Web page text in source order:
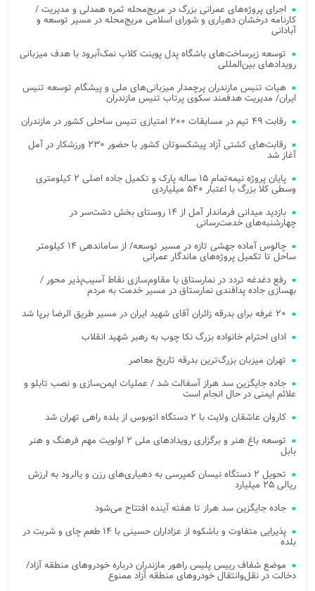
اجرای پروژه‌های عمرانی بزرگ در مریج‌محله ثمره همدلی و مدیریت /
کارنامه درخشان دهیاری و شورای اسلامی مریج‌محله در مسیر توسعه و
آبادانی
توسعه زیرساخت‌های باشگاه پدل پوینت کلاب نمک‌آبرود با هدف میزبانی
رویدادهای بین‌المللی
هیات تنیس مازندران پرچمدار میزبانی‌های ملی و پیشگام توسعه تنیس
ایران/ مدیریت هدفمند سکوی پرتاب تنیس مازندران
رقابت ۴۹ تیم در مسابقات ۲۰۰ امتیازی تنیس ساحلی کشور در مازندران
رقابت‌های کشتی آزاد پیشکسوتان کشور با حضور ۲۳۰ ورزشکار در آمل
آغاز شد
پایان پروژه نیمه‌تمام ۱۵ ساله پارک و تکمیل جاده اصلی ۲ کیلومتری
وسطی کلا بزرگ با اعتبار ۵۴۰ میلیاردی
بازدید میدانی فرماندار آمل از ۱۴ روستای بخش دشت‌سر در
چهارشنبه‌های خدمت‌رسانی
چالوس آماده جهشی تازه در مسیر توسعه/ از ساماندهی ۱۴ کیلومتر
ساحل تا تکمیل پروژه‌های ماندگار عمرانی
رفع دغدغه تردد در نمارستاق با مقاوم‌سازی نقاط آسیب‌پذیر محور /
بهسازی جاده پدافندی نمارستاق در مسیر خدمت به مردم
۲۰ غرفه برای بدرقه زائران آقای شهید ایران در مسیر طریق الرضا برپا شد
ادای احترام خانواده بزرگ نکا چوب به رهبر شهید انقلاب
تهران میزبان بزرگ‌ترین بدرقه تاریخ معاصر
جاده جایگزین سد هراز آسفالت شد / عملیات ایمن‌سازی و نصب تابلو و
علائم ایمنی در حال انجام است
کاروان عاشقان ولایت با ۲ دستگاه اتوبوس از بلده راهی تهران شد
توسعه باغ هنر و برگزاری رویدادهای ملی ۲ اولویت مهم فرهنگ و هنر
بابل
تحویل ۲ دستگاه نیسان کمپرسی به دهیاری‌های رزن و یالرود به ارزش
ریالی ۲۵ میلیارد
جاده جایگزین سد هراز تا هفته آینده افتتاح می‌شود
پذیرایی متفاوت و باشکوه از عزاداران حسینی با ۱۴ طعم چای و شربت در
بلده
موضع شفاف رییس پلیس راهور مازندران درباره خودروهای منطقه آزاد/
دخالت در نقل‌وانتقال خودروهای منطقه آزاد ممنوع